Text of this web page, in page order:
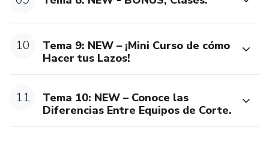
10
Tema 9: NEW – ¡Mini Curso de cómo
Hacer tus Lazos!
11
Tema 10: NEW – Conoce las
Diferencias Entre Equipos de Corte.